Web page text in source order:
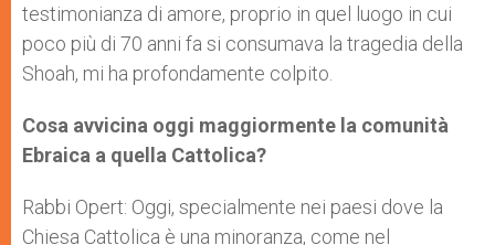
testimonianza di amore, proprio in quel luogo in cui
poco più di 70 anni fa si consumava la tragedia della
Shoah, mi ha profondamente colpito.
Cosa avvicina oggi maggiormente la comunità
Ebraica a quella Cattolica?
Rabbi Opert: Oggi, specialmente nei paesi dove la
Chiesa Cattolica è una minoranza, come nel